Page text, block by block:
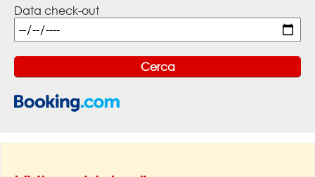
Data check-out